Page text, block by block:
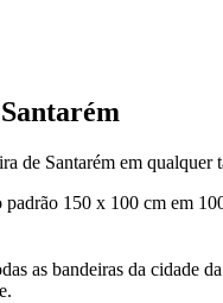
de Santarém em qualquer
padrão 150 x 100 cm em
as bandeiras da cidade